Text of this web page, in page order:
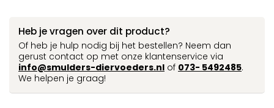
Heb je vragen over dit product?
Of heb je hulp nodig bij het bestellen? Neem dan
gerust contact op met onze klantenservice via
info@smulders-diervoeders.nl of 073- 5492485.
We helpen je graag!